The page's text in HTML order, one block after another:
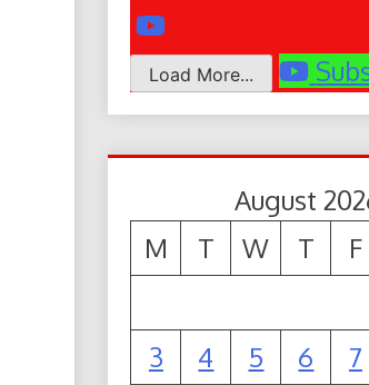
Load More...
August
M
T W T F
3
4 5 6 7